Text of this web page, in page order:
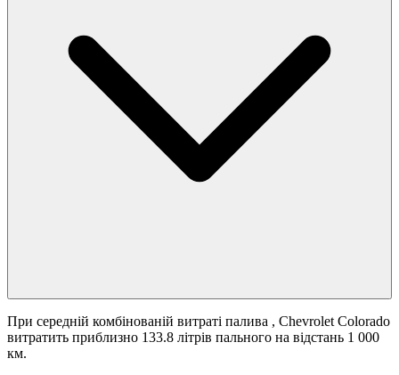
При середній комбінованій витраті палива , Chevrolet Colorado
витратить приблизно 133.8 літрів пального на відстань 1 000
км.